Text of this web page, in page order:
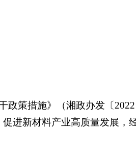
策措施》（湘政办发〔
进新材料产业高质量发展，